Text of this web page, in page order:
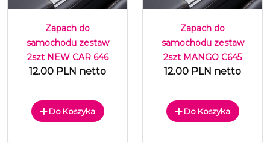
Zapach do
samochodu zestaw
2szt NEW CAR 646
12.00 PLN netto
Do Koszyka
Zapach do
samochodu zestaw
2szt MANGO C645
12.00 PLN netto
Do Koszyka